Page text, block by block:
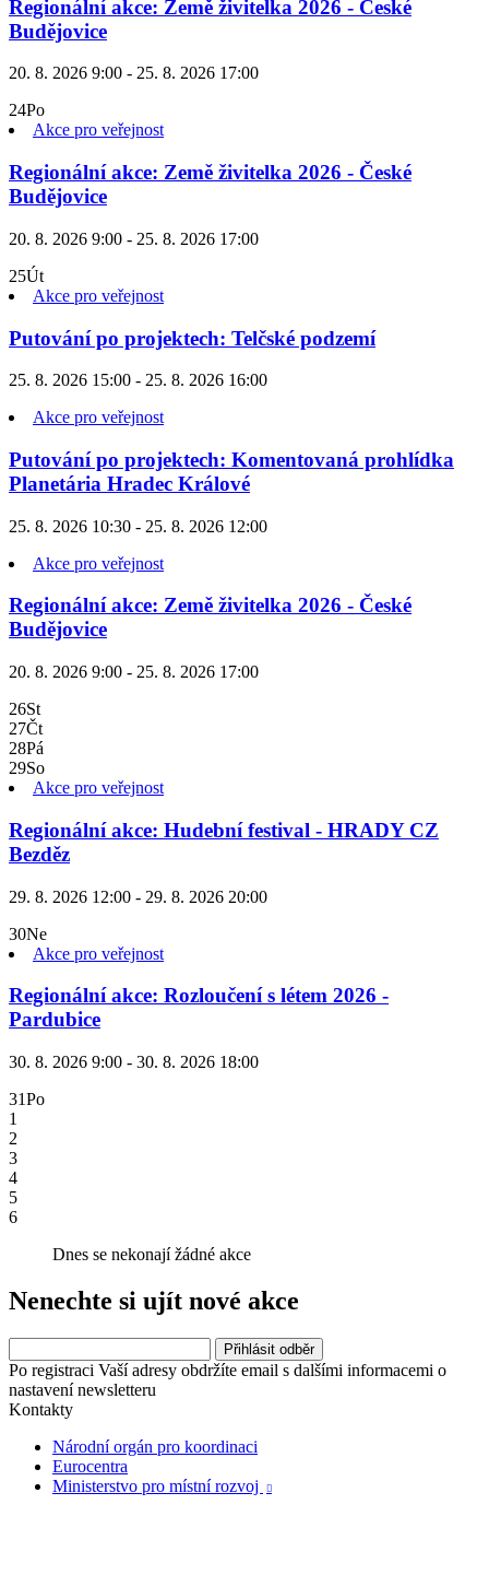
Regionální akce: Země živitelka 2026 - České
Budějovice
20. 8. 2026 9:00 - 25. 8. 2026 17:00
24Po
Akce pro veřejnost
Regionální akce: Země živitelka 2026 - České
Budějovice
20. 8. 2026 9:00 - 25. 8. 2026 17:00
25Út
Akce pro veřejnost
Putování po projektech: Telčské podzemí
25. 8. 2026 15:00 - 25. 8. 2026 16:00
Akce pro veřejnost
Putování po projektech: Komentovaná prohlídka
Planetária Hradec Králové
25. 8. 2026 10:30 - 25. 8. 2026 12:00
Akce pro veřejnost
Regionální akce: Země živitelka 2026 - České
Budějovice
20. 8. 2026 9:00 - 25. 8. 2026 17:00
26St
27Čt
28Pá
29So
Akce pro veřejnost
Regionální akce: Hudební festival - HRADY CZ
Bezděz
29. 8. 2026 12:00 - 29. 8. 2026 20:00
30Ne
Akce pro veřejnost
Regionální akce: Rozloučení s létem 2026 -
Pardubice
30. 8. 2026 9:00 - 30. 8. 2026 18:00
31Po
1
2
3
4
5
6
Dnes se nekonají žádné akce
Nenechte si ujít nové akce
Po registraci Vaší adresy obdržíte email s dalšími informacemi o
nastavení newsletteru
Kontakty
Národní orgán pro koordinaci
Eurocentra
Ministerstvo pro místní rozvoj
